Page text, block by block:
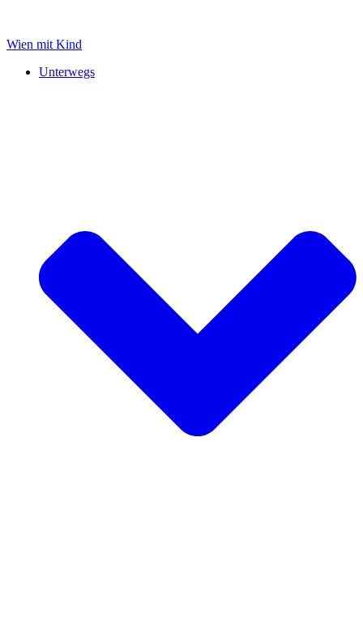
Wien mit Kind
Unterwegs